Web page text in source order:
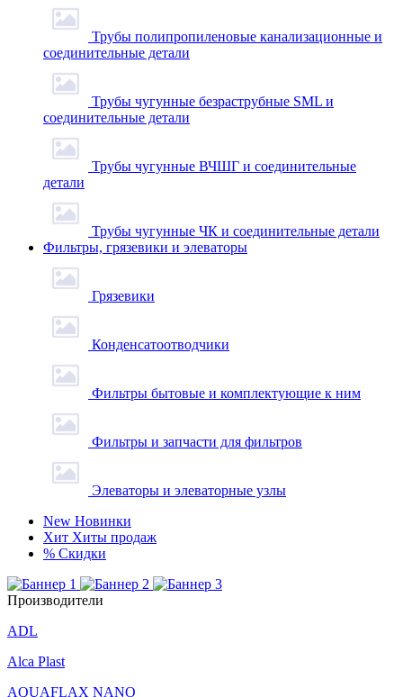
Трубы полипропиленовые канализационные и
соединительные детали
Трубы чугунные безраструбные SML и
соединительные детали
Трубы чугунные ВЧШГ и соединительные
детали
Трубы чугунные ЧК и соединительные детали
Фильтры, грязевики и элеваторы
Грязевики
Конденсатоотводчики
Фильтры бытовые и комплектующие к ним
Фильтры и запчасти для фильтров
Элеваторы и элеваторные узлы
New Новинки
Хит Хиты продаж
% Скидки
Производители
ADL
Alca Plast
AQUAFLAX NANO